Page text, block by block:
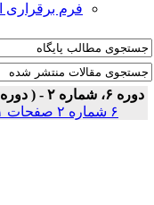
فرم برقراری
دوره ۶، شماره ۲ - ( دوره۶، شماره۲(پیاپی۲۰) ۱۴۰۴ )